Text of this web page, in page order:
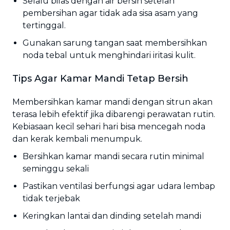
pembersihan agar tidak ada sisa asam yang
tertinggal.
Gunakan sarung tangan saat membersihkan
noda tebal untuk menghindari iritasi kulit.
Tips Agar Kamar Mandi Tetap Bersih
Membersihkan kamar mandi dengan sitrun akan
terasa lebih efektif jika dibarengi perawatan rutin.
Kebiasaan kecil sehari hari bisa mencegah noda
dan kerak kembali menumpuk.
Bersihkan kamar mandi secara rutin minimal
seminggu sekali
Pastikan ventilasi berfungsi agar udara lembap
tidak terjebak
Keringkan lantai dan dinding setelah mandi